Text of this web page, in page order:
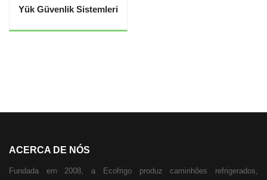
Yük Güvenlik Sistemleri
ACERCA DE NÓS
Fundada em 2008, a Ecofrigo produz caminhões refrigerados,